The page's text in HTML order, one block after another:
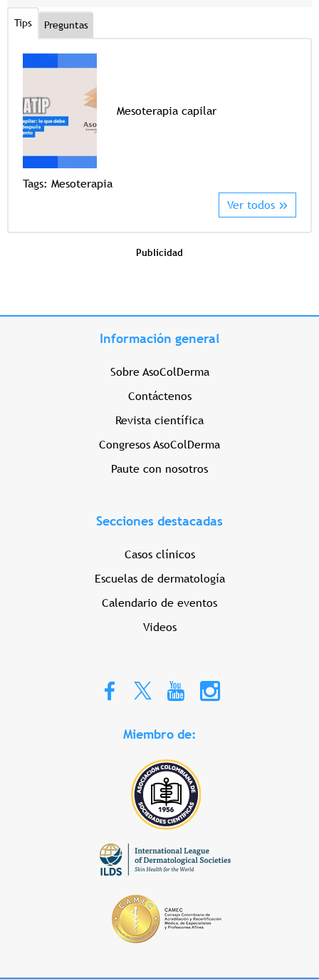
Tips Preguntas
Mesoterapia capilar
Tags: Mesoterapia
Ver todos
Publicidad
Información general
Sobre AsoColDerma
Contáctenos
Revista científica
Congresos AsoColDerma
Paute con nosotros
Secciones destacadas
Casos clínicos
Escuelas de dermatología
Calendario de eventos
Videos
Miembro de: